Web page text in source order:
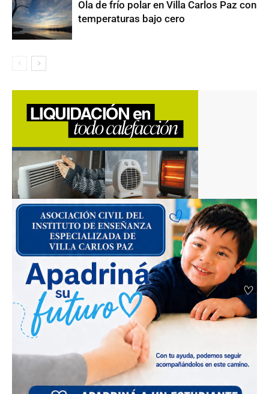
Ola de frío polar en Villa Carlos Paz con
temperaturas bajo cero